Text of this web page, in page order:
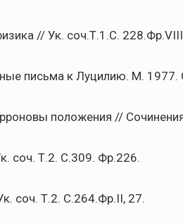
// Ук. соч.Т.1.С.
письма к Луцилию. М.
положения //
соч. Т.2. С.309. Фр.226.
соч. Т.2. С.264.Фр.II, 27.